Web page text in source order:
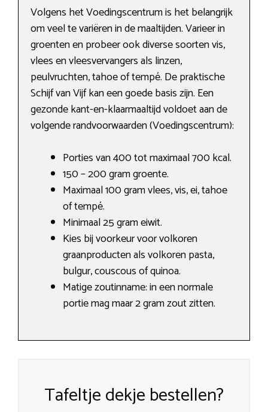
Volgens het Voedingscentrum is het belangrijk
om veel te variëren in de maaltijden. Varieer in
groenten en probeer ook diverse soorten vis,
vlees en vleesvervangers als linzen,
peulvruchten, tahoe of tempé. De praktische
Schijf van Vijf kan een goede basis zijn. Een
gezonde kant-en-klaarmaaltijd voldoet aan de
volgende randvoorwaarden (Voedingscentrum):
Porties van 400 tot maximaal 700 kcal.
150 – 200 gram groente.
Maximaal 100 gram vlees, vis, ei, tahoe
of tempé.
Minimaal 25 gram eiwit.
Kies bij voorkeur voor volkoren
graanproducten als volkoren pasta,
bulgur, couscous of quinoa.
Matige zoutinname: in een normale
portie mag maar 2 gram zout zitten.
Tafeltje dekje bestellen?